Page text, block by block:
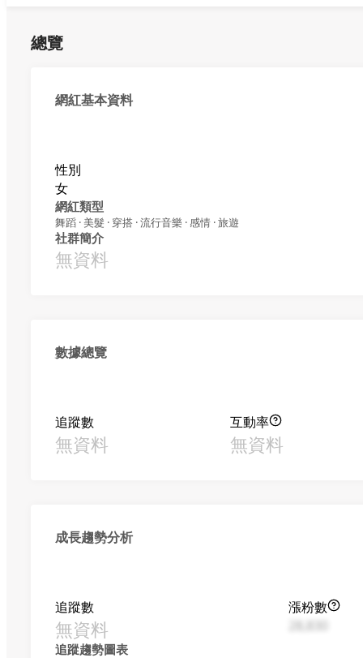
總覽
網紅基本資料
性別
女
網紅類型
舞蹈 · 美髮 · 穿搭 · 流行音樂 · 感情 · 旅遊
社群簡介
無資料
數據總覽
追蹤數
無資料
互動率
無資料
成長趨勢分析
追蹤數
無資料
漲粉數
追蹤趨勢圖表